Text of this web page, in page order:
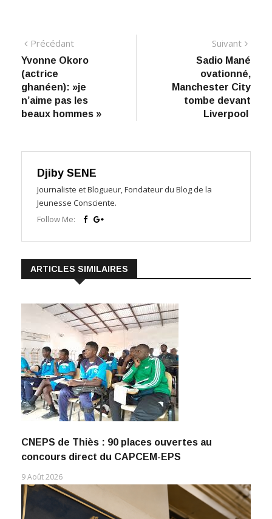
Navigation
de
l’article
PrécédantPrécédant:
Yvonne Okoro
(actrice
ghanéen): »je
n’aime pas les
beaux hommes »
Suivant
Sadio Mané
ovationné,
Manchester City
tombe devant
Liverpool
Djiby SENE
Journaliste et Blogueur, Fondateur du Blog de la
Jeunesse Consciente.
Follow Me:
ARTICLES SIMILAIRES
CNEPS de Thiès : 90 places ouvertes au
concours direct du CAPCEM-EPS
9 Août 2026